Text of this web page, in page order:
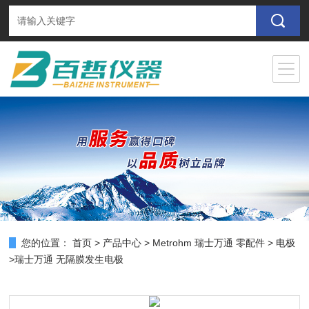
您的位置： 首页 > 产品中心 > Metrohm 瑞士万通 零配件 > 电极
>瑞士万通 无隔膜发生电极